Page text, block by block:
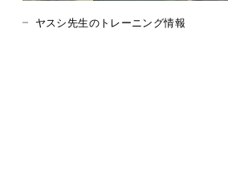
ヤスシ先生のトレーニング情報